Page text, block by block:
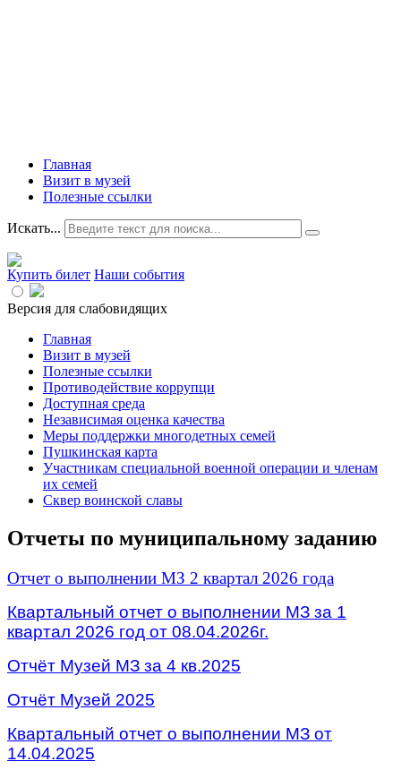
Главная
Визит в музей
Полезные ссылки
Искать...
Купить билет Наши события
Версия для слабовидящих
Главная
Визит в музей
Полезные ссылки
Противодействие коррупци
Доступная среда
Независимая оценка качества
Меры поддержки многодетных семей
Пушкинская карта
Участникам специальной военной операции и членам
их семей
Сквер воинской славы
Отчеты по муниципальному заданию
Отчет о выполнении МЗ 2 квартал 2026 года
Квартальный отчет о выполнении МЗ за 1
квартал 2026 год от 08.04.2026г.
Отчёт Музей МЗ за 4 кв.2025
Отчёт Музей 2025
Квартальный отчет о выполнении МЗ от
14.04.2025